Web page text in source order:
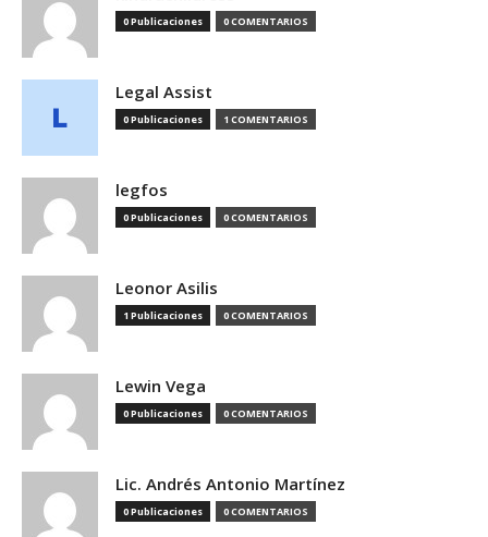
0 Publicaciones 0 COMENTARIOS
Legal Assist
0 Publicaciones 1 COMENTARIOS
legfos
0 Publicaciones 0 COMENTARIOS
Leonor Asilis
1 Publicaciones 0 COMENTARIOS
Lewin Vega
0 Publicaciones 0 COMENTARIOS
Lic. Andrés Antonio Martínez
0 Publicaciones 0 COMENTARIOS